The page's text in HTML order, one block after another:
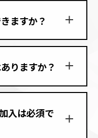
ますか？
りますか？
入は必須で